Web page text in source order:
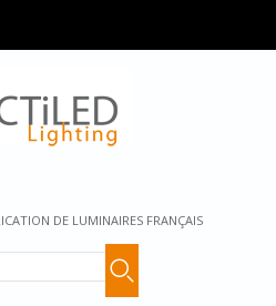
DE LUMINAIRES FRANÇAIS